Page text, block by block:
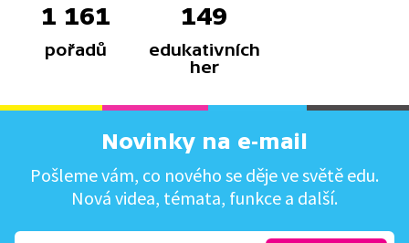
1 161
pořadů
149
edukativních
her
Novinky na e-mail
Pošleme vám, co nového se děje ve světě edu.
Nová videa, témata, funkce a další.